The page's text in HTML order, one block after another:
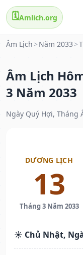
🗓️Amlich.org
Âm Lịch > Năm 2033 >
Âm Lịch
3 Năm 2033
Ngày Quý Hợi, Tháng
DƯƠNG LỊCH
13
Tháng 3 Năm 2033
☀️ Chủ Nhật,